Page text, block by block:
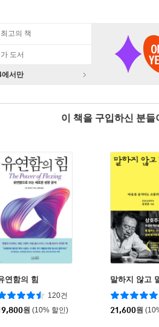
고의 책
도서
에서만
이 책을 구입하신 분
연함의 힘
120건
원 (10% 할인)
말하지 않고
21,600원